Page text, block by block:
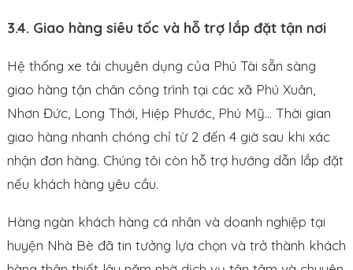
3.4. Giao hàng siêu tốc và hỗ trợ lắp đặt tận nơi
Hệ thống xe tải chuyên dụng của Phú Tài sẵn sàng
giao hàng tận chân công trình tại các xã Phú Xuân,
Nhơn Đức, Long Thới, Hiệp Phước, Phú Mỹ… Thời gian
giao hàng nhanh chóng chỉ từ 2 đến 4 giờ sau khi xác
nhận đơn hàng. Chúng tôi còn hỗ trợ hướng dẫn lắp đặt
nếu khách hàng yêu cầu.
Hàng ngàn khách hàng cá nhân và doanh nghiệp tại
huyện Nhà Bè đã tin tưởng lựa chọn và trở thành khách